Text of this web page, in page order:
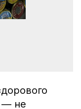
— не